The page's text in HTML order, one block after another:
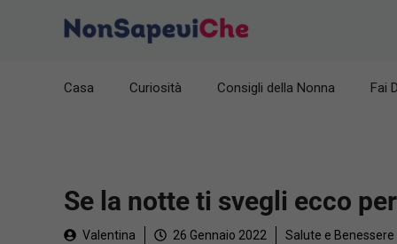
Casa Curiosità Consigli della Nonna Fai
Se la notte ti svegli ecco
Valentina 26 Gennaio 2022 Salute e Benessere